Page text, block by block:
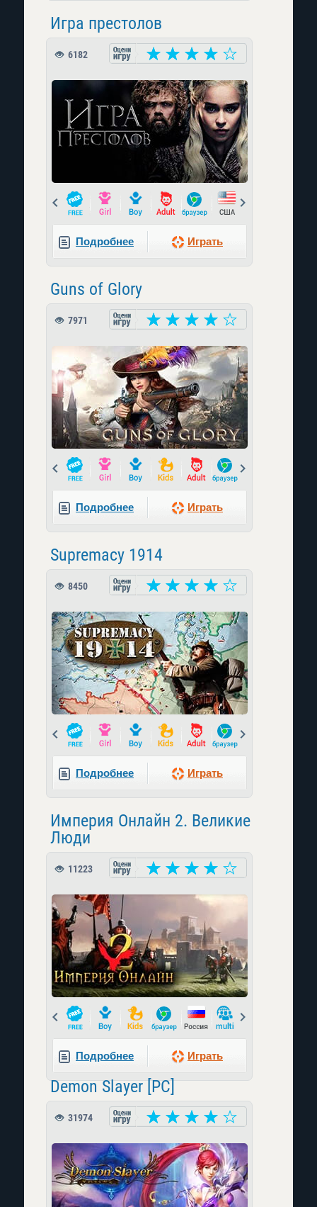
Игра престолов
6182
Prev
Подробнее Играть
Guns of Glory
7971
Prev
Подробнее Играть
Supremacy 1914
8450
Prev
Подробнее Играть
Империя Онлайн 2. Великие
Люди
11223
Prev
Подробнее Играть
Demon Slayer [PC]
31974